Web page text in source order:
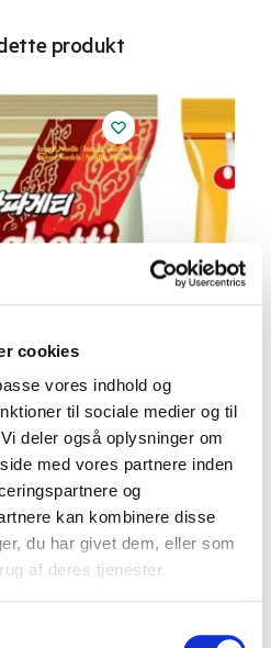
cookies
vores indhold og
til sociale medier og til
deler også oplysninger om
med vores partnere inden
og
kan kombinere disse
du har givet dem, eller som
af deres tjenester.
produkt
med Chajang sauce 140